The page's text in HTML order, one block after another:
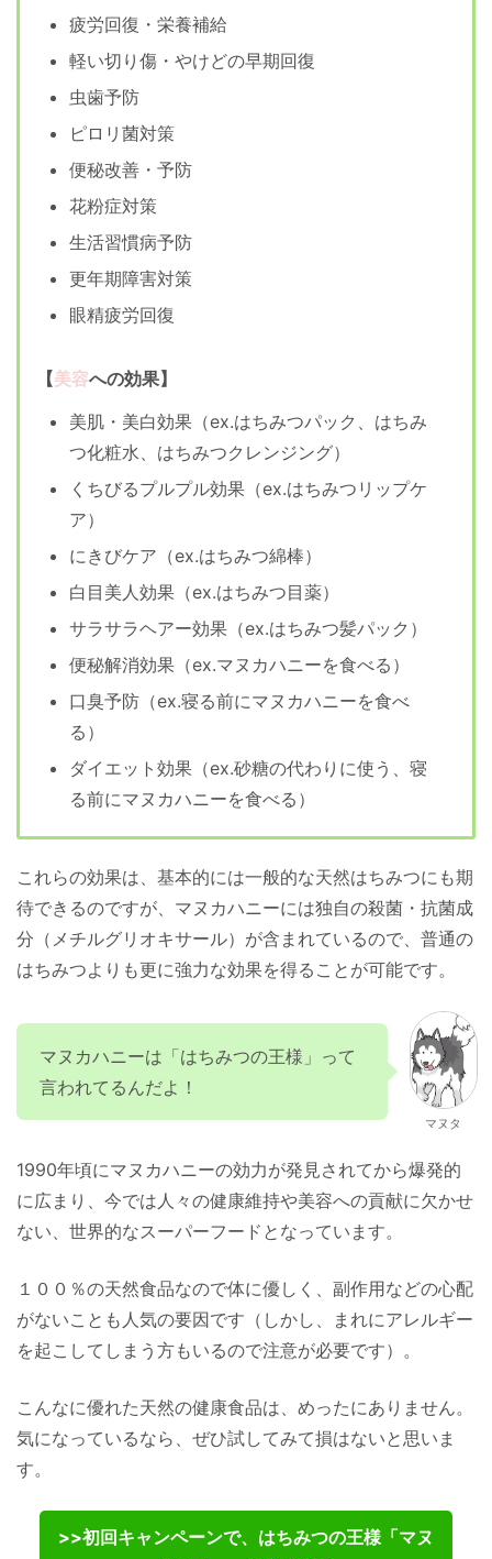
疲労回復・栄養補給
軽い切り傷・やけどの早期回復
虫歯予防
ピロリ菌対策
便秘改善・予防
花粉症対策
生活習慣病予防
更年期障害対策
眼精疲労回復
【美容への効果】
美肌・美白効果（ex.はちみつパック、はちみ
つ化粧水、はちみつクレンジング）
くちびるプルプル効果（ex.はちみつリップケ
ア）
にきびケア（ex.はちみつ綿棒）
白目美人効果（ex.はちみつ目薬）
サラサラヘアー効果（ex.はちみつ髪パック）
便秘解消効果（ex.マヌカハニーを食べる）
口臭予防（ex.寝る前にマヌカハニーを食べ
る）
ダイエット効果（ex.砂糖の代わりに使う、寝
る前にマヌカハニーを食べる）
これらの効果は、基本的には一般的な天然はちみつにも期
待できるのですが、マヌカハニーには独自の殺菌・抗菌成
分（メチルグリオキサール）が含まれているので、普通の
はちみつよりも更に強力な効果を得ることが可能です。
マヌカハニーは「はちみつの王様」って
言われてるんだよ！
マヌタ
1990年頃にマヌカハニーの効力が発見されてから爆発的
に広まり、今では人々の健康維持や美容への貢献に欠かせ
ない、世界的なスーパーフードとなっています。
１００％の天然食品なので体に優しく、副作用などの心配
がないことも人気の要因です（しかし、まれにアレルギー
を起こしてしまう方もいるので注意が必要です）。
こんなに優れた天然の健康食品は、めったにありません。
気になっているなら、ぜひ試してみて損はないと思いま
す。
>>初回キャンペーンで、はちみつの王様「マヌ